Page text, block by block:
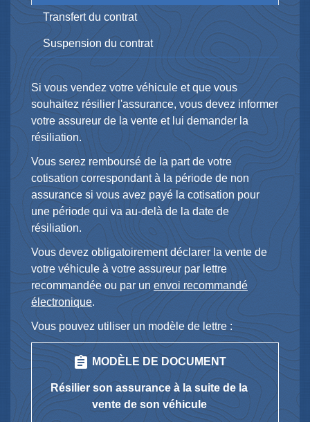
Transfert du contrat
Suspension du contrat
Si vous vendez votre véhicule et que vous
souhaitez résilier l'assurance, vous devez informer
votre assureur de la vente et lui demander la
résiliation.
Vous serez remboursé de la part de votre
cotisation correspondant à la période de non
assurance si vous avez payé la cotisation pour
une période qui va au-delà de la date de
résiliation.
Vous devez obligatoirement déclarer la vente de
votre véhicule à votre assureur par lettre
recommandée ou par unenvoi recommandé
électronique.
Vous pouvez utiliser un modèle de lettre :
assignment MODÈLE DE DOCUMENT
Résilier son assurance à la suite de la
vente de son véhicule